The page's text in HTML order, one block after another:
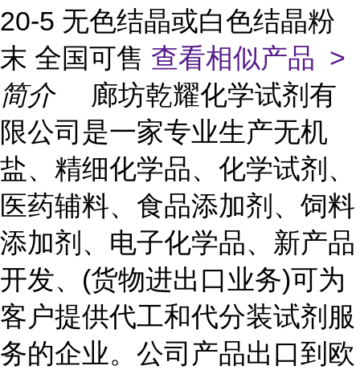
20-5 无色结晶或白色结晶粉
末 全国可售 查看相似产品 >
简介
廊坊乾耀化学试剂有
限公司是一家专业生产无机
盐、精细化学品、化学试剂、
医药辅料、食品添加剂、饲料
添加剂、电子化学品、新产品
开发、(货物进出口业务)可为
客户提供代工和代分装试剂服
务的企业。公司产品出口到欧